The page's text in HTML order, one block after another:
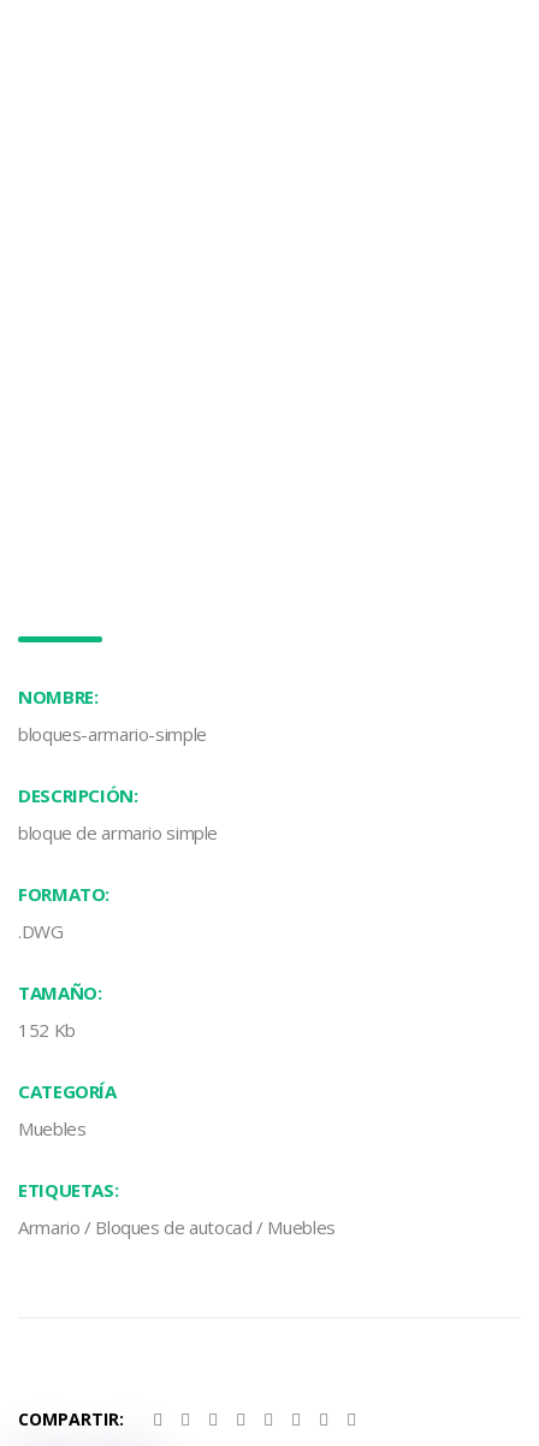
NOMBRE:
bloques-armario-simple
DESCRIPCIÓN:
bloque de armario simple
FORMATO:
.DWG
TAMAÑO:
152 Kb
CATEGORÍA
Muebles
ETIQUETAS:
Armario / Bloques de autocad / Muebles
COMPARTIR: